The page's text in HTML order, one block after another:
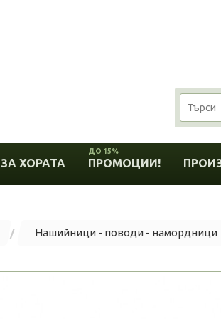
ЗА ХОРАТА ПРОМОЦИИ!
ДО 15%
Нашийници - поводи - намордници